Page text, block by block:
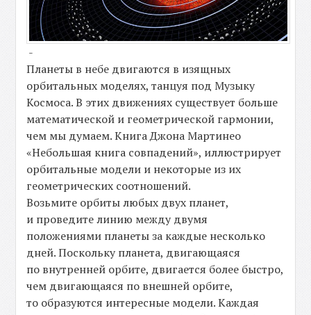
-
Планеты в небе двигаются в изящных
орбитальных моделях, танцуя под Музыку
Космоса. В этих движениях существует больше
математической и геометрической гармонии,
чем мы думаем. Книга Джона Мартинео
«Небольшая книга совпадений», иллюстрирует
орбитальные модели и некоторые из их
геометрических соотношений.
Возьмите орбиты любых двух планет,
и проведите линию между двумя
положениями планеты за каждые несколько
дней. Поскольку планета, двигающаяся
по внутренней орбите, двигается более быстро,
чем двигающаяся по внешней орбите,
то образуются интересные модели. Каждая